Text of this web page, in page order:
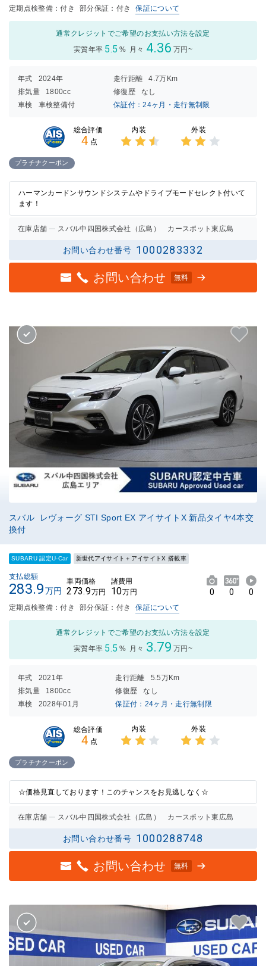
定期点検整備：付き 部分保証：付き 保証について
通常クレジットでご希望のお支払い方法を設定
実質年率 5.5 % 月々 4.36 万円~
年式 2024年 走行距離
4.7万Km
排気量
1800cc 修復歴
なし
車検
車検整備付 保証付：24ヶ月・走行無制限
総合評価
4 点
内装 外装
プラチナクーポン
ハーマンカードンサウンドシステムやドライブモードセレクト付いて
ます！
在庫店舗 スバル中四国株式会社（広島） カースポット東広島
お問い合わせ番号 1000283332
お問い合わせ 無料
スバル レヴォーグ STI Sport EX アイサイトX 新品タイヤ4本交
換付
SUBARU 認定U-Car 新世代アイサイト＋アイサイトX 搭載車
支払総額
283.9万円
車両価格
273.9万円
諸費用
10万円 0 0 0
定期点検整備：付き 部分保証：付き 保証について
通常クレジットでご希望のお支払い方法を設定
実質年率 5.5 % 月々 3.79 万円~
年式 2021年 走行距離
5.5万Km
排気量
1800cc 修復歴
なし
車検
2028年01月 保証付：24ヶ月・走行無制限
総合評価
4 点
内装 外装
プラチナクーポン
☆価格見直しております！このチャンスをお見逃しなく☆
在庫店舗 スバル中四国株式会社（広島） カースポット東広島
お問い合わせ番号 1000288748
お問い合わせ 無料